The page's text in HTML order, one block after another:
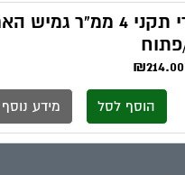
₪214.00
הוסף לסל מידע נוסף